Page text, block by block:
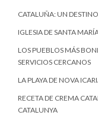
CATALUÑA: UN
IGLESIA DE SANTA
LOS PUEBLOS MÁS
SERVICIOS CERCANOS
LA PLAYA DE NOVA
RECETA DE CREMA
CATALUNYA